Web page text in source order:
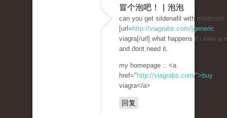
冒个泡吧！ | 泡泡
can you get sildenafil with medicaid
[url= http://viagrabs.com/]generic
viagra[/url] what happens if i take a
and dont need it.
my homepage :: <a
href=" http://viagrabs.com/">buy
viagra</a>
回复